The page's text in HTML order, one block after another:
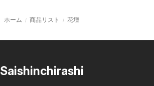
ホーム 商品リスト 花壇
Saishinchirashi